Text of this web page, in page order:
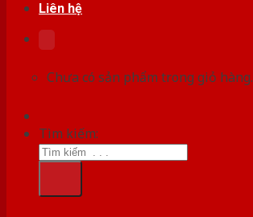
Liên hệ
Chưa có sản phẩm trong giỏ hàng.
Tìm kiếm: